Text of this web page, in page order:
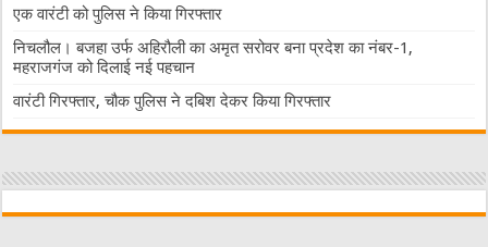
एक वारंटी को पुलिस ने किया गिरफ्तार
निचलौल। बजहा उर्फ अहिरौली का अमृत सरोवर बना प्रदेश का नंबर-1,
महराजगंज को दिलाई नई पहचान
वारंटी गिरफ्तार, चौक पुलिस ने दबिश देकर किया गिरफ्तार